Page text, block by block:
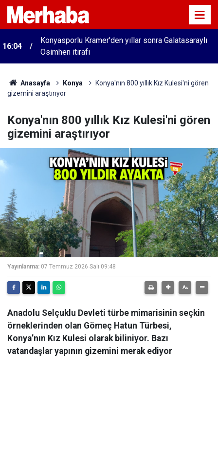
16:04
Konyasporlu Kramer'den yıllar sonra Galatasaraylı
Osimhen itirafı
Anasayfa Konya
Konya'nın 800 yıllık Kız Kulesi'ni gören
gizemini araştırıyor
Konya'nın 800 yıllık Kız Kulesi'ni gören
gizemini araştırıyor
Yayınlanma: 07 Temmuz 2026 Salı 09:48
Anadolu Selçuklu Devleti türbe mimarisinin seçkin
örneklerinden olan Gömeç Hatun Türbesi,
Konya’nın Kız Kulesi olarak biliniyor. Bazı
vatandaşlar yapının gizemini merak ediyor